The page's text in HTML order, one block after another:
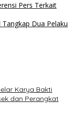
Pers Terkait
Dua Pelaku
Karya Bakti
dan Perangkat